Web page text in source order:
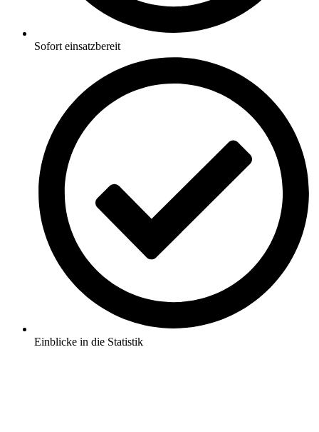
Sofort einsatzbereit
Einblicke in die Statistik